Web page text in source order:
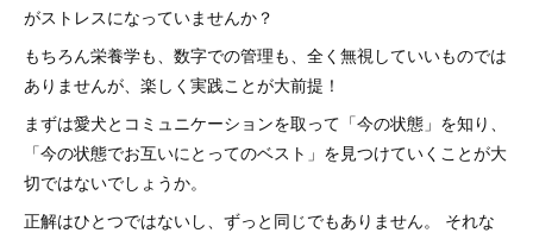
がストレスになっていませんか？
もちろん栄養学も、数字での管理も、全く無視していいものでは
ありませんが、楽しく実践ことが大前提！
まずは愛犬とコミュニケーションを取って「今の状態」を知り、
「今の状態でお互いにとってのベスト」を見つけていくことが大
切ではないでしょうか。
正解はひとつではないし、ずっと同じでもありません。 それな